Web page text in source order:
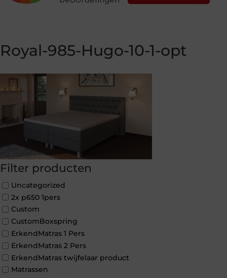
Royal-985-Hugo-10-1-opt
Filter producten
Uncategorized
2x p650 1pers
Custom
CustomBoxspring
ErkendMatras 1 Pers
ErkendMatras 2 Pers
ErkendMatras twijfelaar product
Matrassen